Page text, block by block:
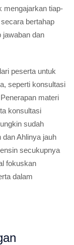
mengajarkan tiap-
bertahap
jawaban dan
peserta untuk
seperti konsultasi
materi
konsultasi
sudah
Ahlinya jauh
secukupnya
fokuskan
dalam